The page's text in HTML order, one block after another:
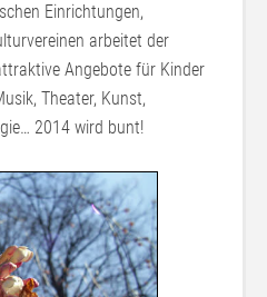
Einrichtungen,
arbeitet der
Angebote für Kinder
Theater, Kunst,
2014 wird bunt!